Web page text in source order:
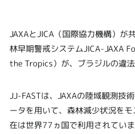
JAXAとJICA（国際協力機構）が
林早期警戒システムJICA-JAXA
the Tropics）が、ブラジルの違
JJ-FASTは、JAXAの陸域観測技
ータを用いて、森林減少状況を
在は世界77ヵ国で利用されてい